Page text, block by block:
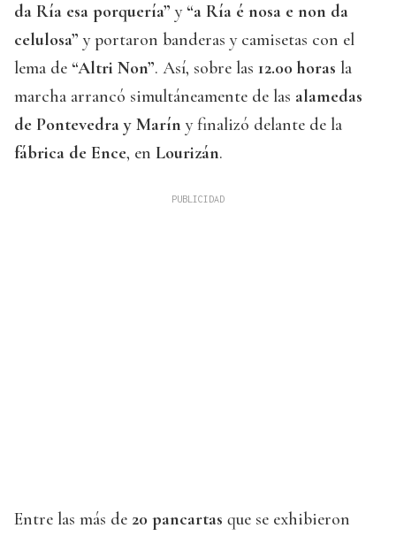
da Ría esa porquería” y “a Ría é nosa e non da
celulosa” y portaron banderas y camisetas con el
lema de “Altri Non”. Así, sobre las 12.00 horas la
marcha arrancó simultáneamente de las alamedas
de Pontevedra y Marín y finalizó delante de la
fábrica de Ence, en Lourizán.
Entre las más de 20 pancartas que se exhibieron